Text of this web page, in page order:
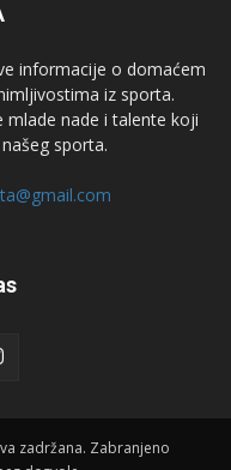
informacije o domaćem
iz sporta.
nade i talente koji
sporta.
zadržana. Zabranjeno